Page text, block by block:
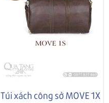
Túi xách công sở MOVE 1X